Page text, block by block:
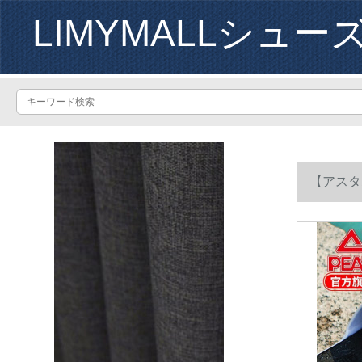
LIMYMALLシュー
【アス